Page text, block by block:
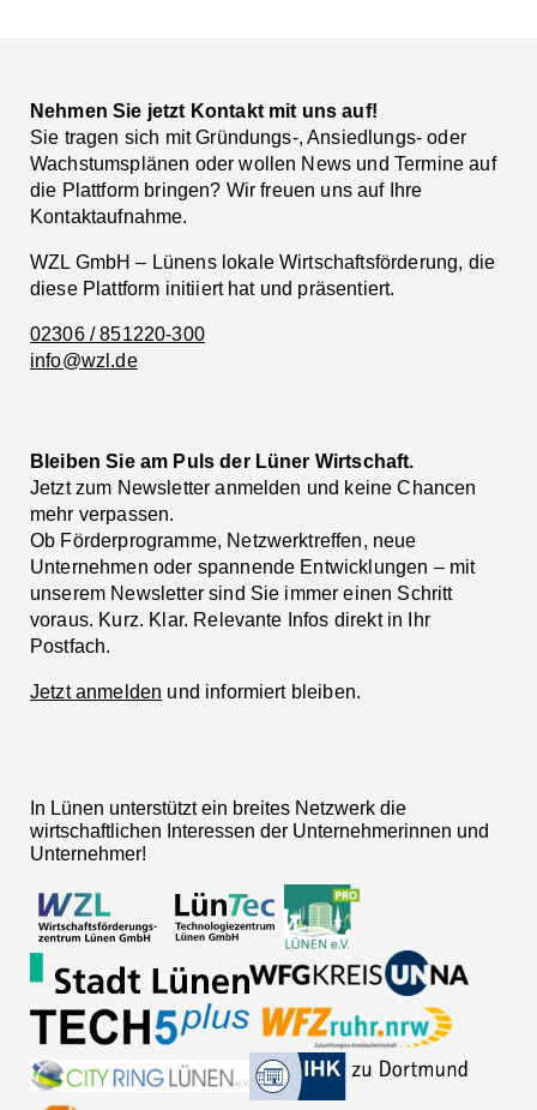
Nehmen Sie jetzt Kontakt mit uns auf!
Sie tragen sich mit Gründungs-, Ansiedlungs- oder
Wachstumsplänen oder wollen News und Termine auf
die Plattform bringen? Wir freuen uns auf Ihre
Kontaktaufnahme.
WZL GmbH – Lünens lokale Wirtschaftsförderung, die
diese Plattform initiiert hat und präsentiert.
02306 / 851220-300
info@wzl.de
Bleiben Sie am Puls der Lüner Wirtschaft.
Jetzt zum Newsletter anmelden und keine Chancen
mehr verpassen.
Ob Förderprogramme, Netzwerktreffen, neue
Unternehmen oder spannende Entwicklungen – mit
unserem Newsletter sind Sie immer einen Schritt
voraus. Kurz. Klar. Relevante Infos direkt in Ihr
Postfach.
Jetzt anmelden und informiert bleiben.
In Lünen unterstützt ein breites Netzwerk die
wirtschaftlichen Interessen der Unternehmerinnen und
Unternehmer!